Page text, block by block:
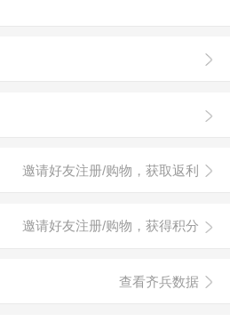
邀请好友注册/购物，获取返利
邀请好友注册/购物，获得积分
查看齐兵数据